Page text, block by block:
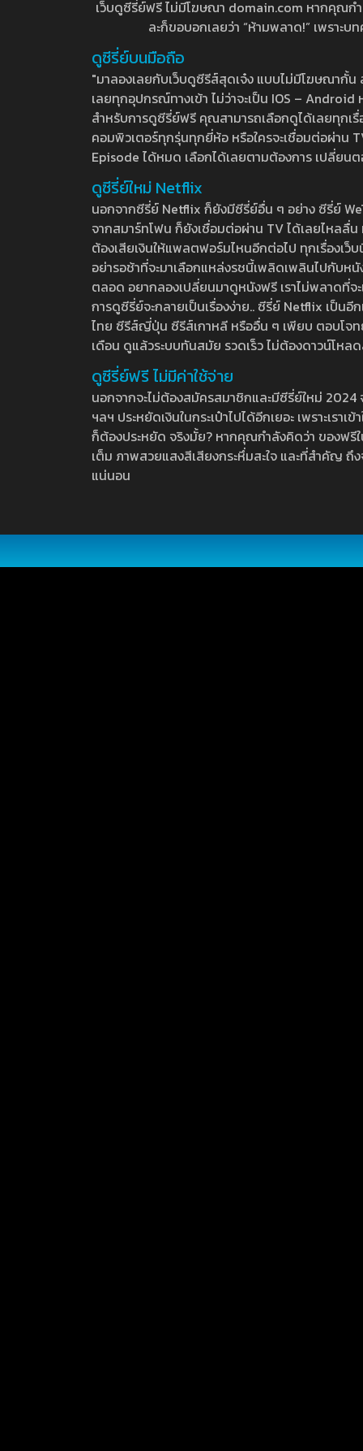
เว็บดูซีรี่ย์ฟรี ไม่มีโฆษณา domain.com หากคุณก
ละก็ขอบอกเลยว่า “ห้ามพลาด!” เพราะ
ดูซีรี่ย์บนมือถือ
"มาลองเลยกับเว็บดูซีรีส์สุดเจ๋ง แบบไม่มีโฆษณากั้
เลยทุกอุปกรณ์ทางเข้า ไม่ว่าจะเป็น IOS –
สำหรับการดูซีรี่ย์ฟรี คุณสามารถเลือกดูได้เลยทุกเ
คอมพิวเตอร์ทุกรุ่นทุกยี่ห้อ หรือใครจะเชื่อมต่อผ่าน
Episode ได้หมด เลือกได้เลยตามต้องการ เปลี่ยน
ดูซีรี่ย์ใหม่ Netflix
นอกจากซีรี่ย์ Netflix ก็ยังมีซีรี่ย์อื่น ๆ อย่าง ซีรี่ย์
จากสมาร์ทโฟน ก็ยังเชื่อมต่อผ่าน TV ได้เลยไหลลื่
ต้องเสียเงินให้แพลตฟอร์มไหนอีกต่อไป ทุกเรื่องเว็
อย่ารอช้าที่จะมาเลือกแหล่งรชนี้เพลิดเพลินไปกับห
ตลอด อยากลองเปลี่ยนมาดูหนังฟรี เราไม่พลาดที่
การดูซีรี่ย์จะกลายเป็นเรื่องง่าย.. ซีรี่ย์ Netflix เป็น
ไทย ซีรีส์ญี่ปุ่น ซีรีส์เกาหลี หรืออื่น ๆ เพียบ ตอบโจท
เดือน ดูแล้วระบบทันสมัย รวดเร็ว ไม่ต้องดาวน์โห
ดูซีรี่ย์ฟรี ไม่มีค่าใช้จ่าย
นอกจากจะไม่ต้องสมัครสมาชิกและมีซีรี่ย์ใหม่
ฯลฯ ประหยัดเงินในกระเป๋าไปได้อีกเยอะ เพราะเร
ก็ต้องประหยัด จริงมั้ย? หากคุณกำลังคิดว่า ของฟ
เต็ม ภาพสวยแสงสีเสียงกระหึ่มสะใจ และที่สำคัญ
แน่นอน